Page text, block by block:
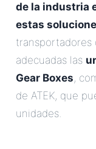
de la industria
estas
transportadores
adecuadas las
Gear Boxes,
de ATEK, que
unidades.